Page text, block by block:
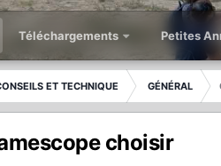
Téléchargements Petites
ET TECHNIQUE GÉNÉRAL
choisir